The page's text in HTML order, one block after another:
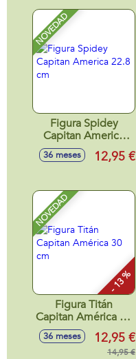
NOVEDAD
Figura Spidey
Capitan America
22.8 cm
36 meses 12,95 €
NOVEDAD
- 13 %
Figura Titán
Capitan América 30
cm
36 meses 12,95 €
14,95 €